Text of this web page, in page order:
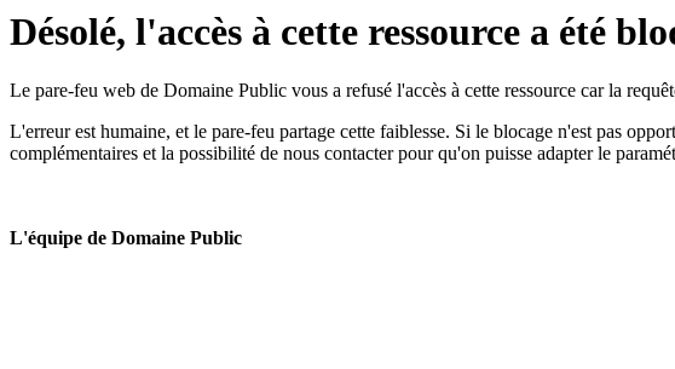
Désolé, l'accès à cette ressource a été
Le pare-feu web de Domaine Public vous a refusé l'accès à cette ressource car la
L'erreur est humaine, et le pare-feu partage cette faiblesse. Si le blocage n'est pas
complémentaires et la possibilité de nous contacter pour qu'on puisse adapter le
L'équipe de Domaine Public